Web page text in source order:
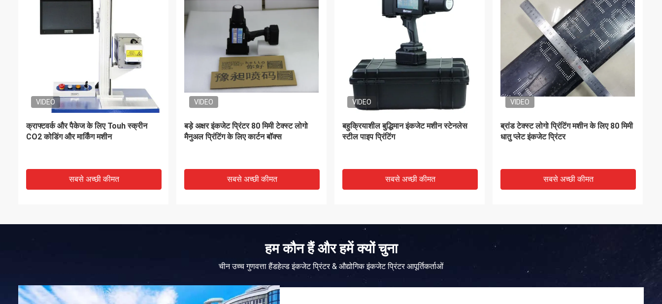
1-25.4 मिमी ऊँचाई थर्मल इंकजेट प्रिंटर
सबसे अच्छी कीमत
VIDEO
100 मिमी ऊँचाई उच्च रिज़ॉल्यूशन इंकजेट प्रिंटर
Tij 4 प्रिंट प्रमुख
सबसे अच्छी कीमत
25-62 मिमी हैंडहेल्ड इंकजेट प्रिंटर
सबसे अच्छी कीमत
ALT390 डेस्कटॉप पोर्टेबल इंकजेट प्रिंटर
सबसे अच्छी कीमत
हम कौन हैं और हमें क्यों चुना
चीन उच्च गुणवत्ता हैंडहेल्ड इंकजेट प्रिंटर & औद्योगिक इंकजेट प्रिंटर आपूर्तिकर्ताओं